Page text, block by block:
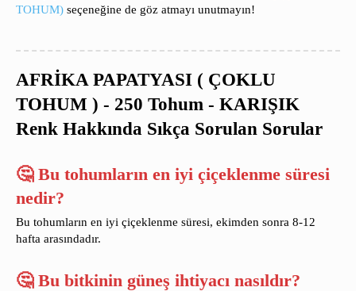
TOHUM) seçeneğine de göz atmayı unutmayın!
AFRİKA PAPATYASI ( ÇOKLU
TOHUM ) - 250 Tohum - KARIŞIK
Renk Hakkında Sıkça Sorulan Sorular
🤔 Bu tohumların en iyi çiçeklenme süresi
nedir?
Bu tohumların en iyi çiçeklenme süresi, ekimden sonra 8-12
hafta arasındadır.
🤔 Bu bitkinin güneş ihtiyacı nasıldır?